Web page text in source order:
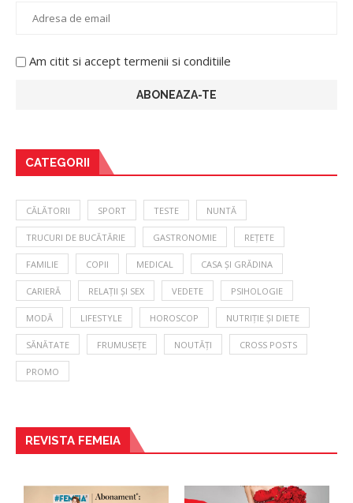
Am citit si accept termenii si conditiile
CATEGORII
CĂLĂTORII SPORT TESTE NUNTĂ
TRUCURI DE BUCĂTĂRIE GASTRONOMIE REȚETE
FAMILIE COPII MEDICAL CASA ȘI GRĂDINA
CARIERĂ RELAȚII ȘI SEX VEDETE PSIHOLOGIE
MODĂ LIFESTYLE HOROSCOP NUTRIȚIE ȘI DIETE
SĂNĂTATE FRUMUSEȚE NOUTĂȚI CROSS POSTS
PROMO
REVISTA FEMEIA